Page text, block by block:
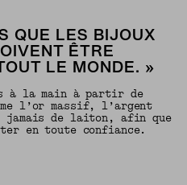
QUE LES BIJOUX
ÊTRE
LE MONDE. »
à la main à partir de
l’or massif, l’argent
de laiton, afin que
en toute confiance.